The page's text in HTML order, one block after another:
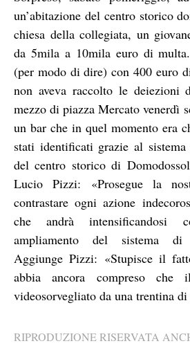
un’abitazione del centro storico
chiesa della collegiata, un
da 5mila a 10mila euro di
(per modo di dire) con 400 euro
non aveva raccolto le deiezioni
mezzo di piazza Mercato venerdì
un bar che in quel momento era
stati identificati grazie al
del centro storico di
Lucio Pizzi: «Prosegue la
contrastare ogni azione
che andrà intensificandosi
ampliamento del sistema di
Aggiunge Pizzi: «Stupisce il
abbia ancora compreso
videosorvegliato da una trentina di
RIPRODUZIONE RISERVATA